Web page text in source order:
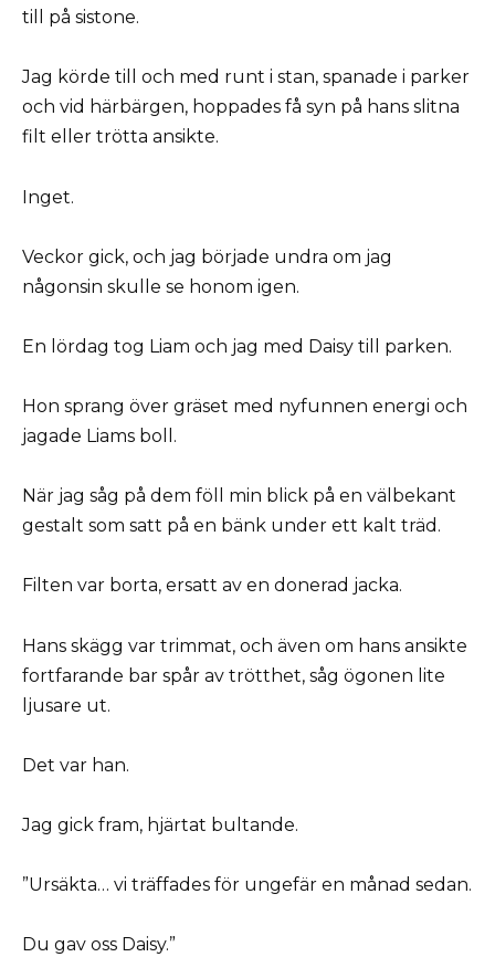
till på sistone.
Jag körde till och med runt i stan, spanade i parker
och vid härbärgen, hoppades få syn på hans slitna
filt eller trötta ansikte.
Inget.
Veckor gick, och jag började undra om jag
någonsin skulle se honom igen.
En lördag tog Liam och jag med Daisy till parken.
Hon sprang över gräset med nyfunnen energi och
jagade Liams boll.
När jag såg på dem föll min blick på en välbekant
gestalt som satt på en bänk under ett kalt träd.
Filten var borta, ersatt av en donerad jacka.
Hans skägg var trimmat, och även om hans ansikte
fortfarande bar spår av trötthet, såg ögonen lite
ljusare ut.
Det var han.
Jag gick fram, hjärtat bultande.
”Ursäkta… vi träffades för ungefär en månad sedan.
Du gav oss Daisy.”